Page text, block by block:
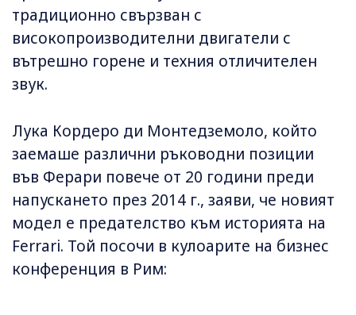
традиционно свързван с
високопроизводителни двигатели с
вътрешно горене и техния отличителен
звук.
Лука Кордеро ди Монтедземоло, който
заемаше различни ръководни позиции
във Ферари повече от 20 години преди
напускането през 2014 г., заяви, че новият
модел е предателство към историята на
Ferrari. Той посочи в кулоарите на бизнес
конференция в Рим: